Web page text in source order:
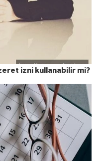
izni kullanabilir mi?